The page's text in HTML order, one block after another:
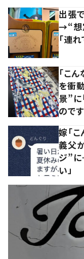
出張
→“想
「連
「こ
を衝
景”に
のです
嫁「
義父
ジ”に
い」